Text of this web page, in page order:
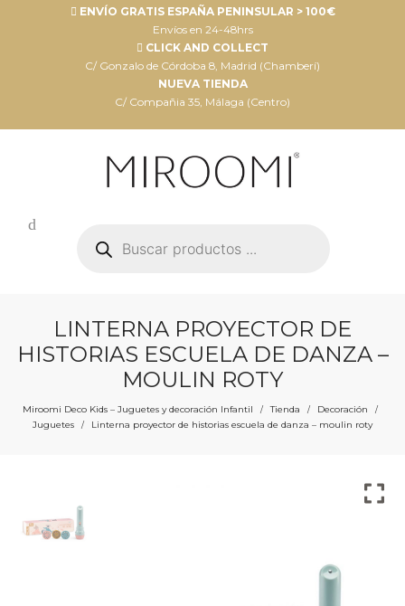
ENVÍO GRATIS ESPAÑA PENINSULAR > 100€
Envíos en 24-48hrs
CLICK AND COLLECT
C/ Gonzalo de Córdoba 8, Madrid (Chamberí)
NUEVA TIENDA
C/ Compañia 35, Málaga (Centro)
productos
LINTERNA PROYECTOR DE
HISTORIAS ESCUELA DE DANZA –
MOULIN ROTY
Miroomi Deco Kids – Juguetes y decoración Infantil / Tienda / Decoración /
Juguetes / Linterna proyector de historias escuela de danza – moulin roty